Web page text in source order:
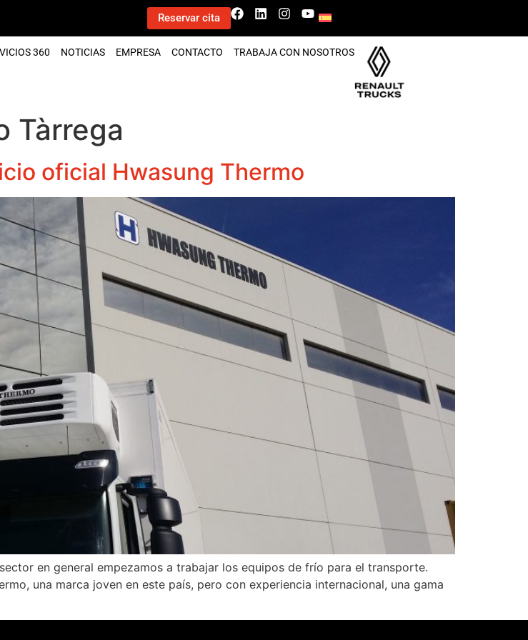
Reservar cita
360 NOTICIAS EMPRESA CONTACTO TRABAJA CON NOSOTROS
Tàrrega
oficial Hwasung Thermo
en general empezamos a trabajar los equipos de frío para el transporte.
una marca joven en este país, pero con experiencia internacional, una gama